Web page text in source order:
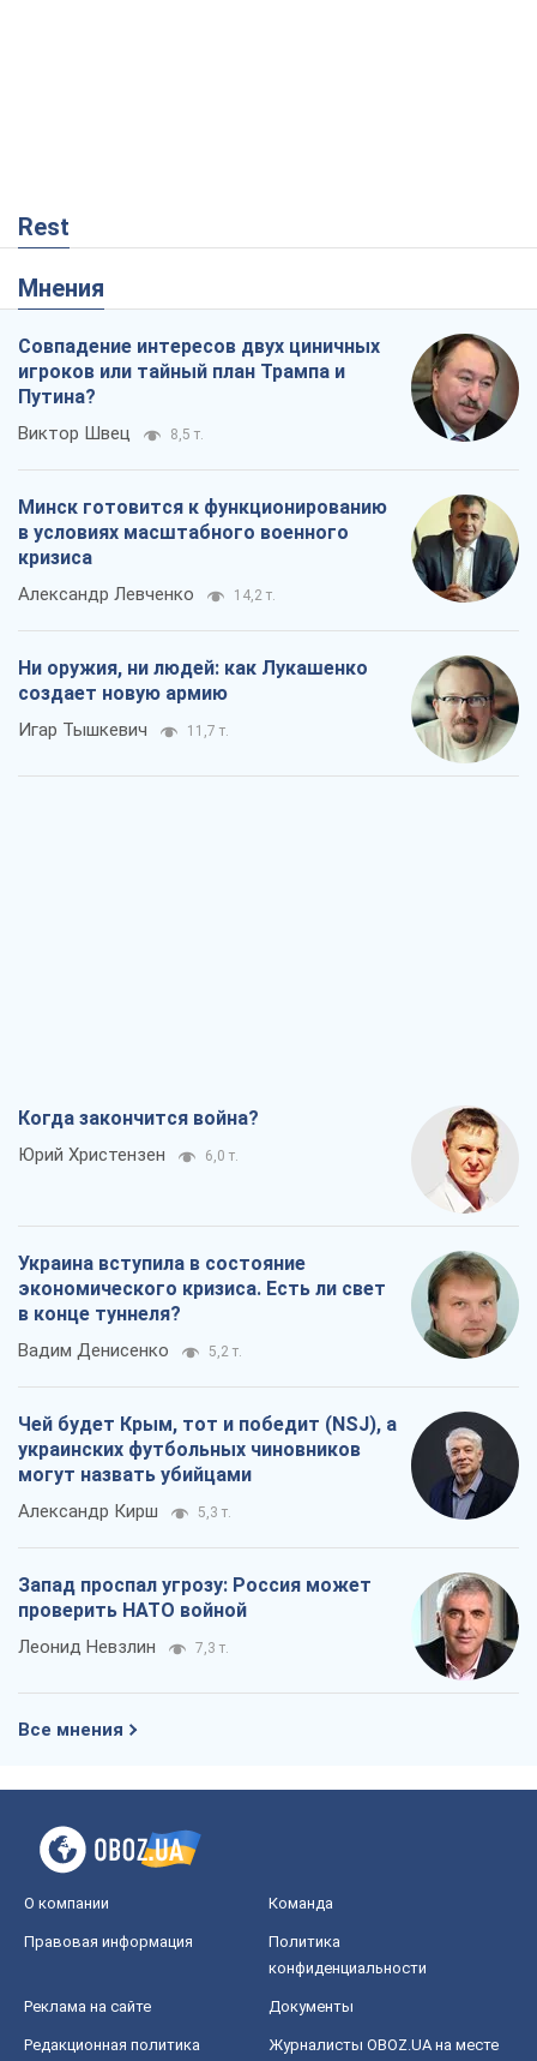
Rest
Мнения
Совпадение интересов двух циничных
игроков или тайный план Трампа и
Путина?
Виктор Швец 8,5 т.
Минск готовится к функционированию
в условиях масштабного военного
кризиса
Александр Левченко 14,2 т.
Ни оружия, ни людей: как Лукашенко
создает новую армию
Игар Тышкевич 11,7 т.
Когда закончится война?
Юрий Христензен 6,0 т.
Украина вступила в состояние
экономического кризиса. Есть ли свет
в конце туннеля?
Вадим Денисенко 5,2 т.
Чей будет Крым, тот и победит (NSJ), а
украинских футбольных чиновников
могут назвать убийцами
Александр Кирш 5,3 т.
Запад проспал угрозу: Россия может
проверить НАТО войной
Леонид Невзлин 7,3 т.
Все мнения
О компании Команда
Правовая информация
Политика
конфиденциальности
Реклама на сайте Документы
Редакционная политика
Журналисты OBOZ.UA на месте